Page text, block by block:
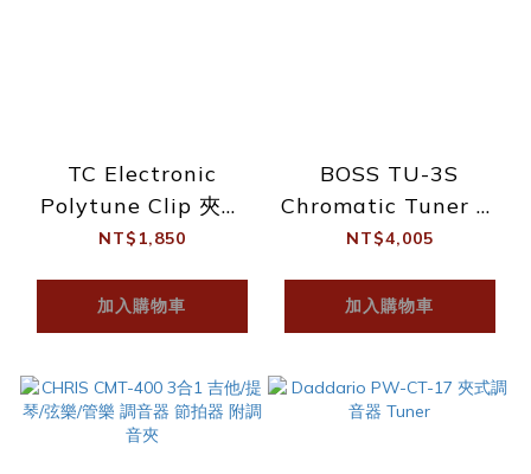
TC Electronic
Polytune Clip 夾式
調音器 黑 公司貨
NT$1,850
加入購物車
BOSS TU-3S
Chromatic Tuner 半
音階調音器 迷你調音
NT$4,005
加入購物車